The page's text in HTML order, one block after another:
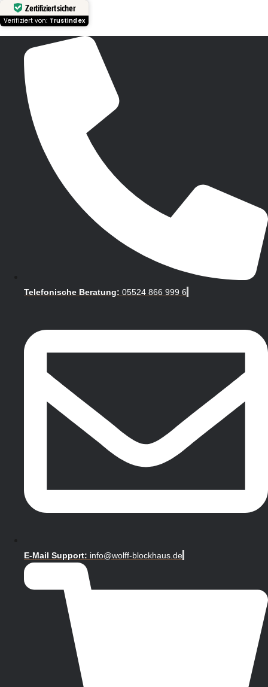
Zertifiziert sicher
Verifiziert von: Trustindex
Telefonische Beratung: 05524 866 999 6
E-Mail Support: info@wolff-blockhaus.de